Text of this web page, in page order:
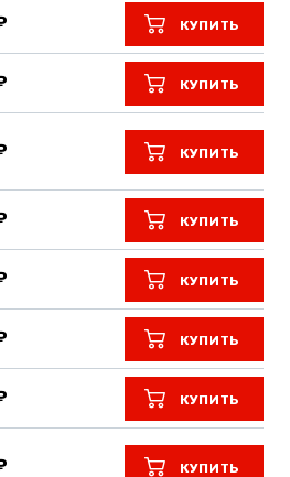
КУПИТЬ
КУПИТЬ
КУПИТЬ
КУПИТЬ
КУПИТЬ
КУПИТЬ
КУПИТЬ
КУПИТЬ